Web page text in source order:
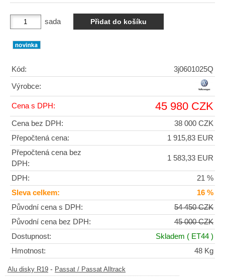
sada
Kód: 3j0601025Q
Výrobce:
Cena s DPH: 45 980 CZK
Cena bez DPH:
38 000 CZK
Přepočtená cena:
1 915,83 EUR
Přepočtená cena bez
DPH:
1 583,33 EUR
DPH:
21 %
Sleva celkem:
16 %
Původní cena s DPH:
54 450 CZK
Původní cena bez DPH:
45 000 CZK
Dostupnost:
Skladem ( ET44 )
Hmotnost:
48 Kg
Alu disky R19 - Passat / Passat Alltrack